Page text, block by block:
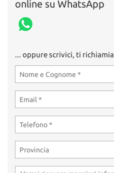
online su WhatsApp
... oppure scrivici, ti
Cookie delle preferenze
Cookie per il
Cookie analitici
Cookie di marketing
Leggi
la
policy
Salva